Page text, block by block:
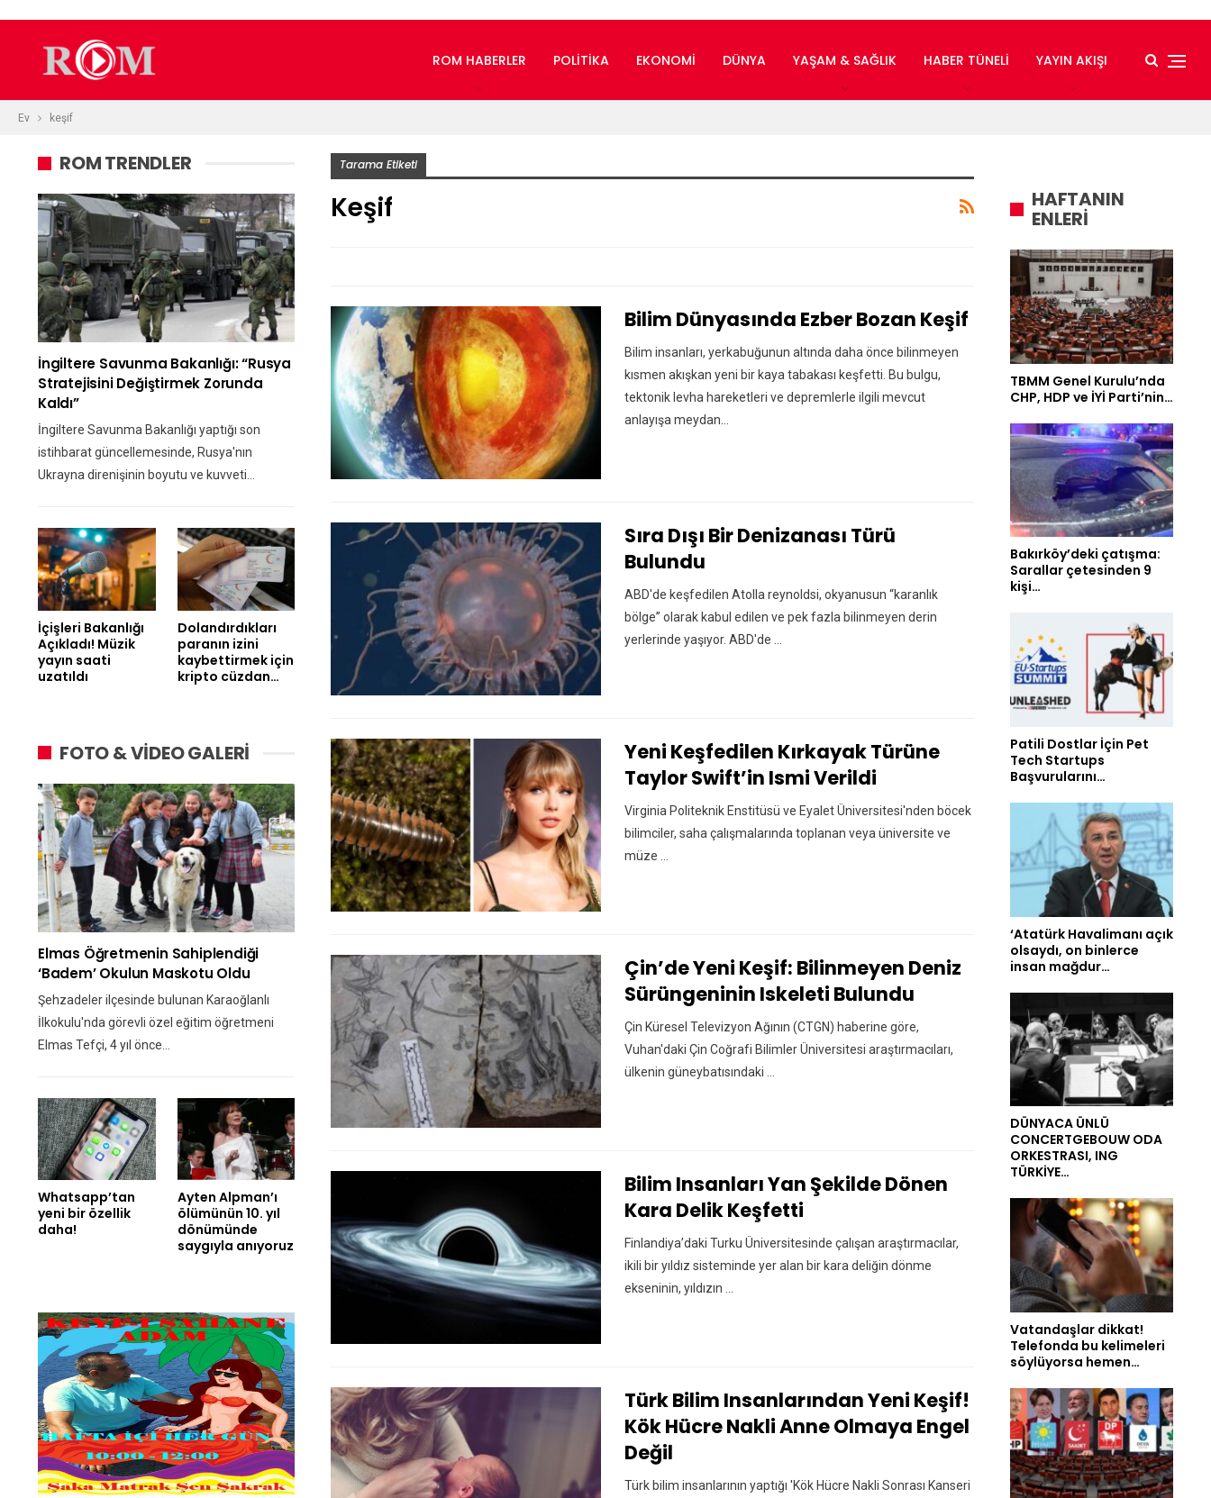
ROM HABERLER POLITIKA EKONOMI DÜNYA YAŞAM & SAĞLIK HABER TÜNELI YAYIN AKIŞI
Ev keşif
Tarama Etiketi
Keşif
Bilim Dünyasında Ezber Bozan Keşif
Bilim insanları, yerkabuğunun altında daha önce bilinmeyen
kısmen akışkan yeni bir kaya tabakası keşfetti. Bu bulgu,
tektonik levha hareketleri ve depremlerle ilgili mevcut
anlayışa meydan…
Sıra Dışı Bir Denizanası Türü
Bulundu
ABD'de keşfedilen Atolla reynoldsi, okyanusun “karanlık
bölge” olarak kabul edilen ve pek fazla bilinmeyen derin
yerlerinde yaşıyor. ABD'de ...
Yeni Keşfedilen Kırkayak Türüne
Taylor Swift’in Ismi Verildi
Virginia Politeknik Enstitüsü ve Eyalet Üniversitesi'nden böcek
bilimciler, saha çalışmalarında toplanan veya üniversite ve
müze ...
Çin’de Yeni Keşif: Bilinmeyen Deniz
Sürüngeninin Iskeleti Bulundu
Çin Küresel Televizyon Ağının (CTGN) haberine göre,
Vuhan'daki Çin Coğrafi Bilimler Üniversitesi araştırmacıları,
ülkenin güneybatısındaki ...
Bilim Insanları Yan Şekilde Dönen
Kara Delik Keşfetti
Finlandiya’daki Turku Üniversitesinde çalışan araştırmacılar,
ikili bir yıldız sisteminde yer alan bir kara deliğin dönme
ekseninin, yıldızın ...
Türk Bilim Insanlarından Yeni Keşif!
Kök Hücre Nakli Anne Olmaya Engel
Değil
Türk bilim insanlarının yaptığı 'Kök Hücre Nakli Sonrası Kanseri
ROM TRENDLER
İngiltere Savunma Bakanlığı: “Rusya
Stratejisini Değiştirmek Zorunda
Kaldı”
İngiltere Savunma Bakanlığı yaptığı son
istihbarat güncellemesinde, Rusya'nın
Ukrayna direnişinin boyutu ve kuvveti…
İçişleri Bakanlığı
Açıkladı! Müzik
yayın saati
uzatıldı
Dolandırdıkları
paranın izini
kaybettirmek için
kripto cüzdan…
FOTO & VİDEO GALERİ
Elmas Öğretmenin Sahiplendiği
‘Badem’ Okulun Maskotu Oldu
Şehzadeler ilçesinde bulunan Karaoğlanlı
İlkokulu'nda görevli özel eğitim öğretmeni
Elmas Tefçi, 4 yıl önce…
Whatsapp’tan
yeni bir özellik
daha!
Ayten Alpman’ı
ölümünün 10. yıl
dönümünde
saygıyla anıyoruz
HAFTANIN
ENLERİ
TBMM Genel Kurulu’nda
CHP, HDP ve İYİ Parti’nin…
Bakırköy’deki çatışma:
Sarallar çetesinden 9
kişi…
Patili Dostlar İçin Pet
Tech Startups
Başvurularını…
‘Atatürk Havalimanı açık
olsaydı, on binlerce
insan mağdur…
DÜNYACA ÜNLÜ
CONCERTGEBOUW ODA
ORKESTRASI, ING
TÜRKİYE…
Vatandaşlar dikkat!
Telefonda bu kelimeleri
söylüyorsa hemen…